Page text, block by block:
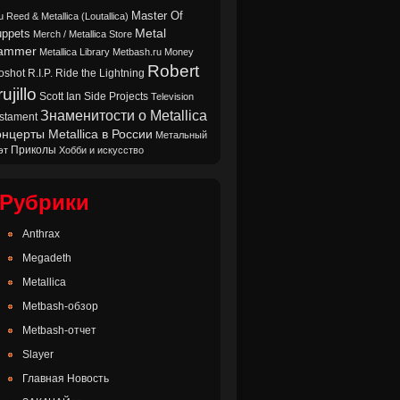
Reed & Metallica (Loutallica) Master Of
Merch / Metallica Store Metal
Metallica Library Metbash.ru Money
R.I.P. Ride the Lightning Robert
Scott Ian Side Projects Television
Знаменитости о Metallica
Metallica в России Метальный
Приколы Хобби и искусство
Рубрики
Anthrax
Megadeth
Metallica
Metbash-обзор
Metbash-отчет
Slayer
Главная Новость